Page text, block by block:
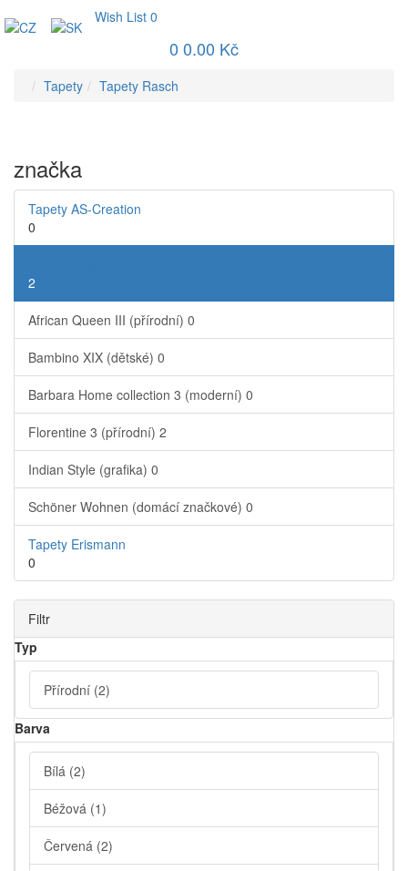
Wish List 0
0 0.00 Kč
Tapety Tapety Rasch
značka
Tapety AS-Creation
0
2
African Queen III (přírodní) 0
Bambino XIX (dětské) 0
Barbara Home collection 3 (moderní) 0
Florentine 3 (přírodní) 2
Indian Style (grafika) 0
Schöner Wohnen (domácí značkové) 0
Tapety Erismann
0
Filtr
Typ
Přírodní (2)
Barva
Bílá (2)
Béžová (1)
Červená (2)